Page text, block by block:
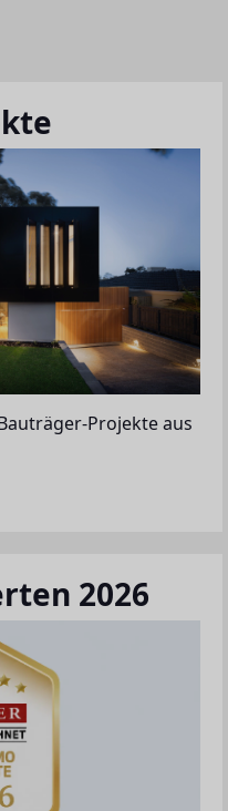
Projekte aus
2026